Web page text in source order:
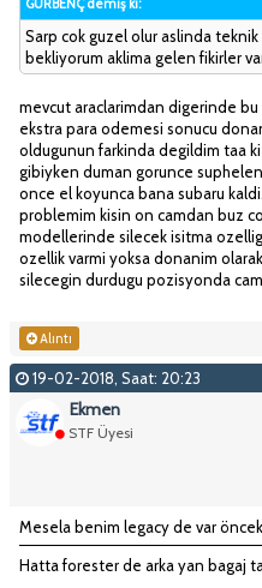
Sarp cok guzel olur aslinda
bekliyorum aklima gelen fikirler
mevcut araclarimdan digerinde
ekstra para odemesi sonucu
oldugunun farkinda degildim taa
gibiyken duman gorunce
once el koyunca bana subaru
problemim kisin on camdan buz
modellerinde silecek isitma
ozellik varmi yoksa donanim
silecegin durdugu pozisyonda
Alıntı
19-02-2018, Saat: 20:23
Ekmen
STF Üyesi
Mesela benim legacy de var
Hatta forester de arka yan bagaj